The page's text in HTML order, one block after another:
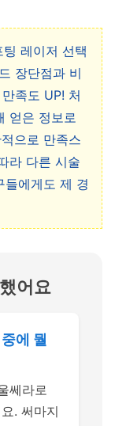
레이저 선택
장단점과 비
족도 UP! 처
얻은 정보로
으로 만족스
라 다른 시술
들에게도 제 경
어요
에 뭘
쎄라로
. 써마지